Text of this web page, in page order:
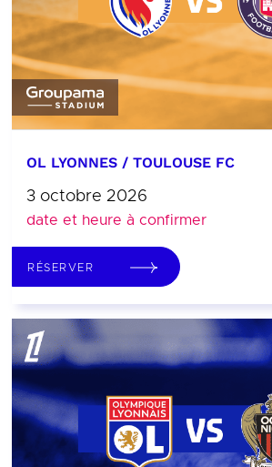
OL LYONNES / TOULOUSE FC
3 octobre 2026
date et heure à confirmer
RÉSERVER